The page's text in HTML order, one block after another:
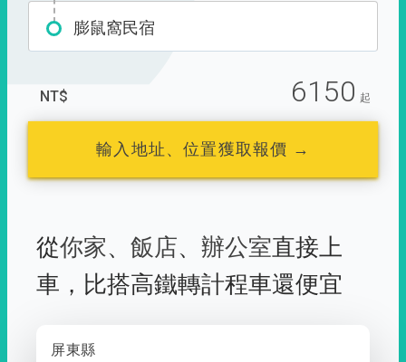
膨鼠窩民宿
NT$ 6150 起
輸入地址、位置獲取報價 →
從你家、 飯店、 辦公室直接上
車， 比搭高鐵轉計程車還便宜
屏東縣